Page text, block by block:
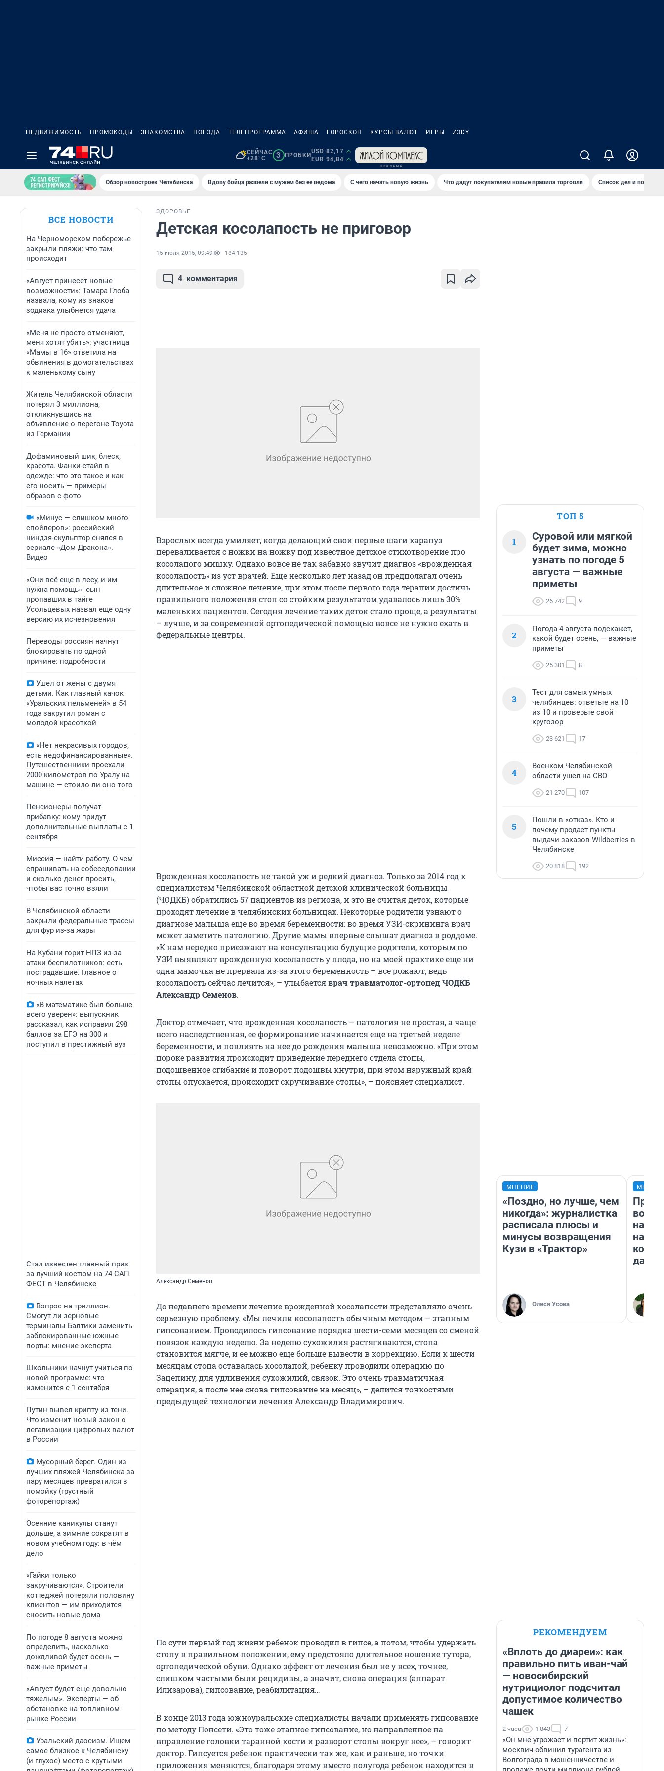
НЕДВИЖИМОСТЬ ПРОМОКОДЫ ЗНАКОМСТВА ПОГОДА ТЕЛЕПРОГРАММА АФИША ГОРОСКОП КУРСЫ ВАЛЮТ ИГРЫ ZODY
СЕЙЧАС
+28°C
3 ПРОБКИ
USD 82,17
EUR 94,84
Обзор новостроек Челябинска Вдову бойца развели с мужем без ее ведома С чего начать новую жизнь Что дадут покупателям новые правила торговли Список дел и покупок
ВСЕ НОВОСТИ
На Черноморском побережье
закрыли пляжи: что там
происходит
«Август принесет новые
возможности»: Тамара Глоба
назвала, кому из знаков
зодиака улыбнется удача
«Меня не просто отменяют,
меня хотят убить»: участница
«Мамы в 16» ответила на
обвинения в домогательствах
к маленькому сыну
Житель Челябинской области
потерял 3 миллиона,
откликнувшись на
объявление о перегоне Toyota
из Германии
Дофаминовый шик, блеск,
красота. Фанки-стайл в
одежде: что это такое и как
его носить — примеры
образов с фото
«Минус — слишком много
спойлеров»: российский
ниндзя-скульптор снялся в
сериале «Дом Дракона».
Видео
«Они всё еще в лесу, и им
нужна помощь»: сын
пропавших в тайге
Усольцевых назвал еще одну
версию их исчезновения
Переводы россиян начнут
блокировать по одной
причине: подробности
Ушел от жены с двумя
детьми. Как главный качок
«Уральских пельменей» в 54
года закрутил роман с
молодой красоткой
«Нет некрасивых городов,
есть недофинансированные».
Путешественники проехали
2000 километров по Уралу на
машине — стоило ли оно того
Пенсионеры получат
прибавку: кому придут
дополнительные выплаты с 1
сентября
Миссия — найти работу. О чем
спрашивать на собеседовании
и сколько денег просить,
чтобы вас точно взяли
В Челябинской области
закрыли федеральные трассы
для фур из-за жары
На Кубани горит НПЗ из-за
атаки беспилотников: есть
пострадавшие. Главное о
ночных налетах
«В математике был больше
всего уверен»: выпускник
рассказал, как исправил 298
баллов за ЕГЭ на 300 и
поступил в престижный вуз
Стал известен главный приз
за лучший костюм на 74 САП
ФЕСТ в Челябинске
Вопрос на триллион.
Смогут ли зерновые
терминалы Балтики заменить
заблокированные южные
порты: мнение эксперта
Школьники начнут учиться по
новой программе: что
изменится с 1 сентября
Путин вывел крипту из тени.
Что изменит новый закон о
легализации цифровых валют
в России
Мусорный берег. Один из
лучших пляжей Челябинска за
пару месяцев превратился в
помойку (грустный
фоторепортаж)
Осенние каникулы станут
дольше, а зимние сократят в
новом учебном году: в чём
дело
«Гайки только
закручиваются». Строители
коттеджей потеряли половину
клиентов — им приходится
сносить новые дома
По погоде 8 августа можно
определить, насколько
дождливой будет осень —
важные приметы
«Август будет еще довольно
тяжелым». Эксперты — об
обстановке на топливном
рынке России
Уральский даосизм. Ищем
самое близкое к Челябинску
(и глухое) место с крутыми
ЗДОРОВЬЕ
Детская косолапость не приговор
15 июля 2015, 09:49 184 135
4 комментария
Взрослых всегда умиляет, когда делающий свои первые шаги карапуз
переваливается с ножки на ножку под известное детское стихотворение про
косолапого мишку. Однако вовсе не так забавно звучит диагноз «врожденная
косолапость» из уст врачей. Еще несколько лет назад он предполагал очень
длительное и сложное лечение, при этом после первого года терапии достичь
правильного положения стоп со стойким результатом удавалось лишь 30%
маленьких пациентов. Сегодня лечение таких деток стало проще, а результаты
– лучше, и за современной ортопедической помощью вовсе не нужно ехать в
федеральные центры.
Врожденная косолапость не такой уж и редкий диагноз. Только за 2014 год к
специалистам Челябинской областной детской клинической больницы
(ЧОДКБ) обратились 57 пациентов из региона, и это не считая деток, которые
проходят лечение в челябинских больницах. Некоторые родители узнают о
диагнозе малыша еще во время беременности: во время УЗИ-скрининга врач
может заметить патологию. Другие мамы впервые слышат диагноз в роддоме.
«К нам нередко приезжают на консультацию будущие родители, которым по
УЗИ выявляют врожденную косолапость у плода, но на моей практике еще ни
одна мамочка не прервала из-за этого беременность – все рожают, ведь
косолапость сейчас лечится», – улыбаетсяврач травматолог-ортопед ЧОДКБ
Александр Семенов.
Доктор отмечает, что врожденная косолапость – патология не простая, а чаще
всего наследственная, ее формирование начинается еще на третьей неделе
беременности, и повлиять на нее до рождения малыша невозможно. «При этом
пороке развития происходит приведение переднего отдела стопы,
подошвенное сгибание и поворот подошвы кнутри, при этом наружный край
стопы опускается, происходит скручивание стопы», – поясняет специалист.
Александр Семенов
До недавнего времени лечение врожденной косолапости представляло очень
серьезную проблему. «Мы лечили косолапость обычным методом – этапным
гипсованием. Проводилось гипсование порядка шести-семи месяцев со сменой
повязок каждую неделю. За неделю сухожилия растягиваются, стопа
становится мягче, и ее можно еще больше вывести в коррекцию. Если к шести
месяцам стопа оставалась косолапой, ребенку проводили операцию по
Зацепину, для удлинения сухожилий, связок. Это очень травматичная
операция, а после нее снова гипсование на месяц», – делится тонкостями
предыдущей технологии лечения Александр Владимирович.
По сути первый год жизни ребенок проводил в гипсе, а потом, чтобы удержать
стопу в правильном положении, ему предстояло длительное ношение тутора,
ортопедической обуви. Однако эффект от лечения был не у всех, точнее,
слишком частыми были рецидивы, а значит, снова операция (аппарат
Илизарова), гипсование, реабилитация…
В конце 2013 года южноуральские специалисты начали применять гипсование
по методу Понсети. «Это тоже этапное гипсование, но направленное на
вправление головки таранной кости и разворот стопы вокруг нее», – говорит
доктор. Гипсуется ребенок практически так же, как и раньше, но точки
приложения меняются, благодаря этому вместо полугода ребенок находится в
ТОП 5
1
Суровой или мягкой
будет зима, можно
узнать по погоде 5
августа — важные
приметы
26 742 9
2
Погода 4 августа подскажет,
какой будет осень, — важные
приметы
25 301 8
3
Тест для самых умных
челябинцев: ответьте на 10
из 10 и проверьте свой
кругозор
23 621 17
4
Военком Челябинской
области ушел на СВО
21 270 107
5
Пошли в «отказ». Кто и
почему продает пункты
выдачи заказов Wildberries в
Челябинске
20 818 192
МНЕНИЕ
«Поздно, но лучше, чем
никогда»: журналистка
расписала плюсы и
минусы возвращения
Кузи в «Трактор»
Олеся Усова
нам
даже
РЕКОМЕНДУЕМ
«Вплоть до диареи»: как
правильно пить иван-чай
— новосибирский
нутрициолог подсчитал
допустимое количество
чашек
2 часа 1 843 7
«Он мне угрожает и портит жизнь»:
москвич обвинил турагента из
Волгограда в мошенничестве и